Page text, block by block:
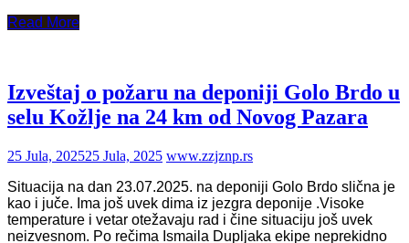
Read More
Izveštaj o požaru na deponiji Golo Brdo u
selu Kožlje na 24 km od Novog Pazara
25 Jula, 202525 Jula, 2025 www.zzjznp.rs
Situacija na dan 23.07.2025. na deponiji Golo Brdo slična je
kao i juče. Ima još uvek dima iz jezgra deponije .Visoke
temperature i vetar otežavaju rad i čine situaciju još uvek
neizvesnom. Po rečima Ismaila Dupljaka ekipe neprekidno